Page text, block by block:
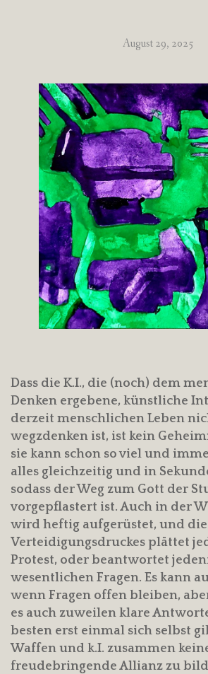
August 29, 2025
Dass die K.I., die (noch) dem
Denken ergebene, künstliche
derzeit menschlichen Leben
wegzdenken ist, ist kein
sie kann schon so viel und
alles gleichzeitig und in
sodass der Weg zum Gott der
vorgepflastert ist. Auch in der
wird heftig aufgerüstet, und die
Verteidigungsdruckes plättet
Protest, oder beantwortet
wesentlichen Fragen. Es kann
wenn Fragen offen bleiben,
es auch zuweilen klare
besten erst einmal sich selbst
Waffen und k.I. zusammen
freudebringende Allianz zu